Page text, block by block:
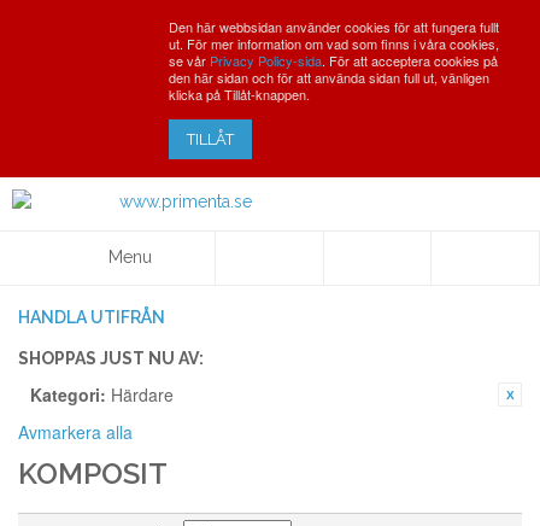
Den här webbsidan använder cookies för att fungera fullt
ut. För mer information om vad som finns i våra cookies,
se vår Privacy Policy-sida. För att acceptera cookies på
den här sidan och för att använda sidan full ut, vänligen
klicka på Tillåt-knappen.
TILLÅT
Menu
HANDLA UTIFRÅN
SHOPPAS JUST NU AV:
Kategori: Härdare
Avmarkera alla
KOMPOSIT